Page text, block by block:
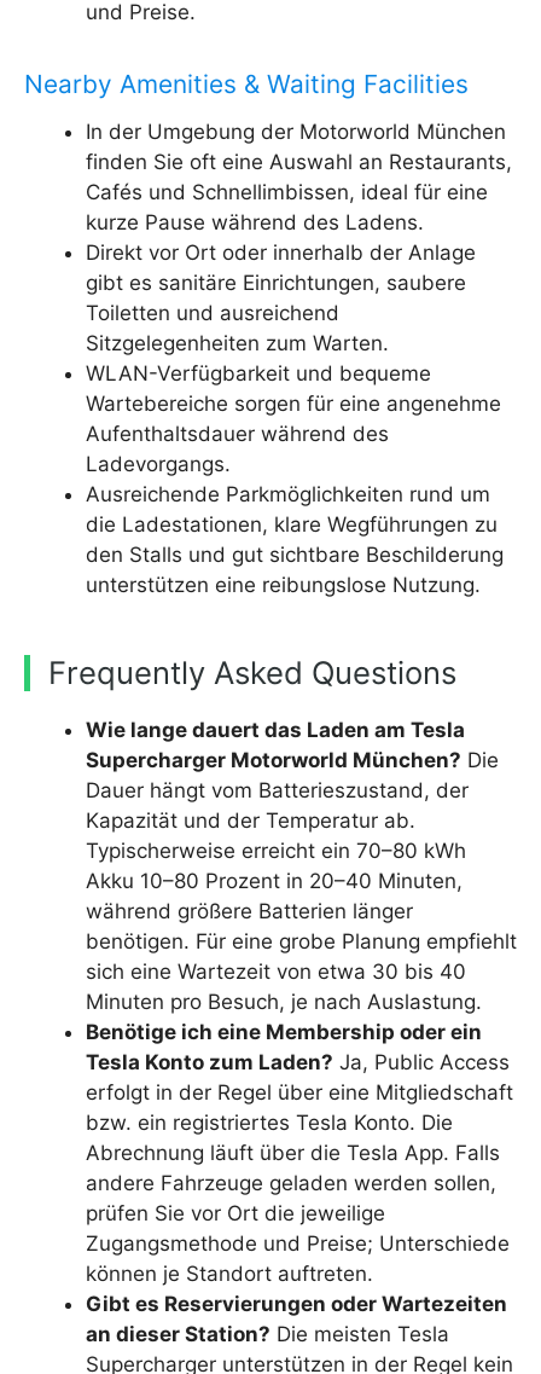
und Preise.
Nearby Amenities & Waiting Facilities
In der Umgebung der Motorworld München
finden Sie oft eine Auswahl an Restaurants,
Cafés und Schnellimbissen, ideal für eine
kurze Pause während des Ladens.
Direkt vor Ort oder innerhalb der Anlage
gibt es sanitäre Einrichtungen, saubere
Toiletten und ausreichend
Sitzgelegenheiten zum Warten.
WLAN-Verfügbarkeit und bequeme
Wartebereiche sorgen für eine angenehme
Aufenthaltsdauer während des
Ladevorgangs.
Ausreichende Parkmöglichkeiten rund um
die Ladestationen, klare Wegführungen zu
den Stalls und gut sichtbare Beschilderung
unterstützen eine reibungslose Nutzung.
Frequently Asked Questions
Wie lange dauert das Laden am Tesla
Supercharger Motorworld München? Die
Dauer hängt vom Batterieszustand, der
Kapazität und der Temperatur ab.
Typischerweise erreicht ein 70–80 kWh
Akku 10–80 Prozent in 20–40 Minuten,
während größere Batterien länger
benötigen. Für eine grobe Planung empfiehlt
sich eine Wartezeit von etwa 30 bis 40
Minuten pro Besuch, je nach Auslastung.
Benötige ich eine Membership oder ein
Tesla Konto zum Laden? Ja, Public Access
erfolgt in der Regel über eine Mitgliedschaft
bzw. ein registriertes Tesla Konto. Die
Abrechnung läuft über die Tesla App. Falls
andere Fahrzeuge geladen werden sollen,
prüfen Sie vor Ort die jeweilige
Zugangsmethode und Preise; Unterschiede
können je Standort auftreten.
Gibt es Reservierungen oder Wartezeiten
an dieser Station? Die meisten Tesla
Supercharger unterstützen in der Regel kein